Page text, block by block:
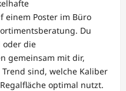
einem Poster im Büro
Du
oder die
gemeinsam mit dir,
sind, welche Kaliber
optimal nutzt.